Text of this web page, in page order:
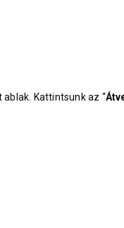
Kattintsunk az “